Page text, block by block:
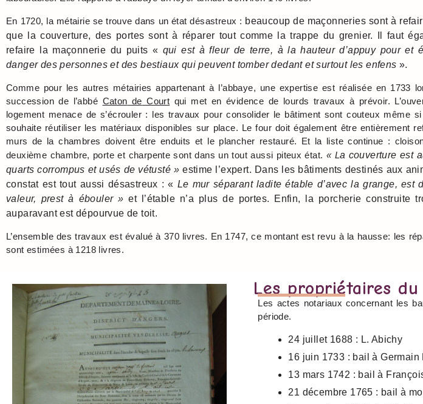
En 1720, la métairie se trouve dans un état désastreux : beaucoup de maçonneries sont à
que la couverture, des portes sont à réparer tout comme la trappe du grenier. Il faut
refaire la maçonnerie du puits « qui est à fleur de terre, à la hauteur d’appuy pour et
danger des personnes et des bestiaux qui peuvent tomber dedant et surtout les enfens ».
Comme pour les autres métairies appartenant à l’abbaye, une expertise est réalisée en 1733
succession de l’abbé Caton de Court qui met en évidence de lourds travaux à prévoir.
logement menace de s’écrouler : les travaux pour consolider le bâtiment sont couteux même si
souhaite réutiliser les matériaux disponibles sur place. Le four doit également être entièrement
murs de la chambres doivent être enduits et le plancher restauré. Et la liste continue :
deuxième chambre, porte et charpente sont dans un tout aussi piteux état. « La couverture est
quarts corrompus et usés de vétusté » estime l’expert. Dans les bâtiments destinés aux
constat est tout aussi désastreux : « Le mur séparant ladite étable d’avec la grange, est
valeur, prest à ébouler »et l’étable n’a plus de portes. Enfin, la porcherie construite
auparavant est dépourvue de toit.
L’ensemble des travaux est évalué à 370 livres. En 1747, ce montant est revu à la hausse: les
sont estimées à 1218 livres.
Les propriétaires
Les actes notariaux concernant les
période.
24 juillet 1688 : L. Abichy
16 juin 1733 : bail à Germain
13 mars 1742 : bail à
21 décembre 1765 : bail à